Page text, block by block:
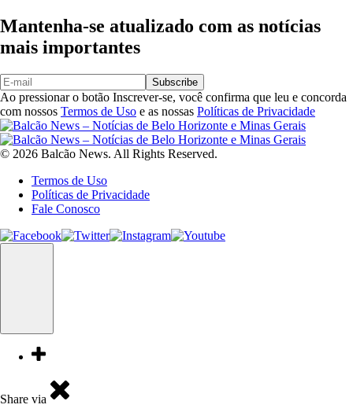
Mantenha-se atualizado com as notícias
mais importantes
Subscribe
Ao pressionar o botão Inscrever-se, você confirma que leu e concorda
com nossos Termos de Uso e as nossas Políticas de Privacidade
© 2026 Balcão News. All Rights Reserved.
Termos de Uso
Políticas de Privacidade
Fale Conosco
Share via